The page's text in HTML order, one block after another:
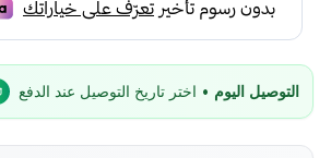
التوصيل اليوم • اختر تاريخ التوصيل عند الدفع